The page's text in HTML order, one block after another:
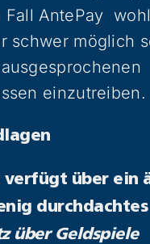
Fall AntePay
schwer möglich
einzutreiben.
verfügt über ein
durchdachtes
über Geldspiele